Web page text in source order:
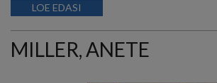
LOE EDASI
MILLER, ANETE